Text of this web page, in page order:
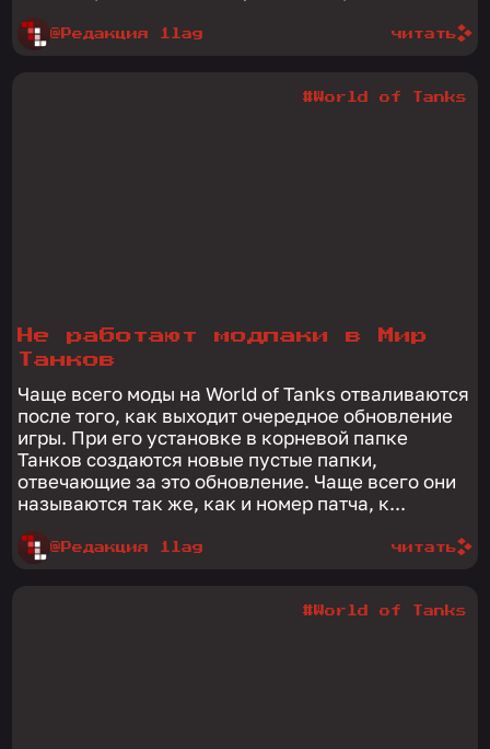
@Редакция 1lag читать
Не работают модпаки в Мир
Танков
Чаще всего моды на World of Tanks отваливаются
после того, как выходит очередное обновление
игры. При его установке в корневой папке
Танков создаются новые пустые папки,
отвечающие за это обновление. Чаще всего они
называются так же, как и номер патча, к...
@Редакция 1lag
#World of Tanks
читать
#World of Tanks